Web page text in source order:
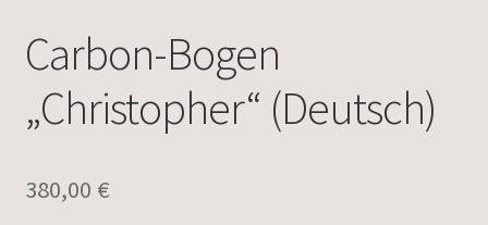
Carbon-Bogen
„Christopher“ (Deutsch)
380,00 €